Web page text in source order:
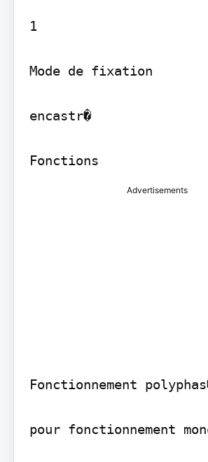
1
Mode de fixation
encastr�
Advertisements
Fonctionnement
pour fonctionnement